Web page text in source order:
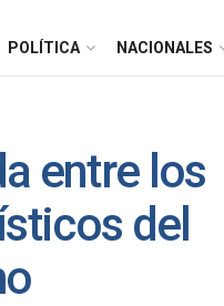
POLÍTICA NACIONALES
entre los
del